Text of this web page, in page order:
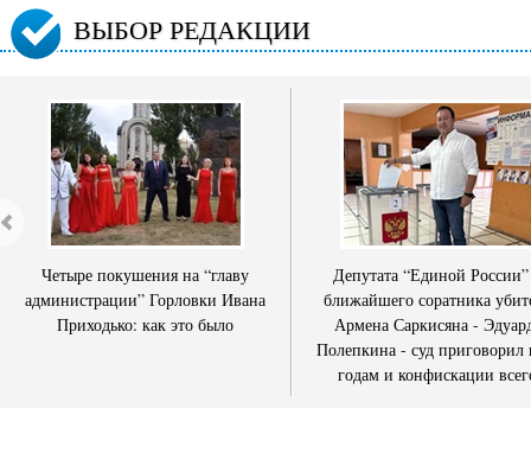
ВЫБОР РЕДАКЦИИ
Четыре покушения на “главу
администрации” Горловки Ивана
Приходько: как это было
Депутата “Единой
ближайшего соратника
Армена Саркисяна -
Полепкина - суд приговорил
годам и конфискации